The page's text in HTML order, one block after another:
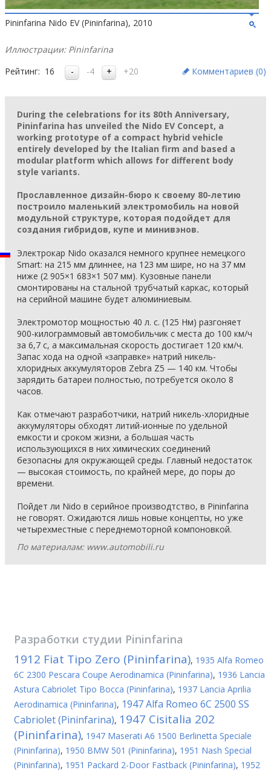
Pininfarina Nido EV (Pininfarina), 2010
Иллюстрации: Pininfarina
Рейтинг: 16 -4 +20 Комментариев (0)
During the celebrations for its 80th Anniversary,
Pininfarina has unveiled the Nido EV Concept, a
working prototype of a compact hybrid vehicle
entirely developed by the Italian firm and based a
modular platform which allows for different body
style variants.
Прославленное дизайн-бюро к своему 80-летию
построило маленький электромобиль на новой
модульной структуре, которая подойдет для
создания гибридов, купе и минивэнов.
Электрокар Nido оказался немного крупнее немецкого
Smart: на 215 мм длиннее, на 123 мм шире, но на 37 мм
ниже (2 905×1 683×1 507 мм). Кузовные панели
смонтированы на стальной трубчатый каркас, который
на серийной машине будет алюминиевым.
Электромотор мощностью 40 л. с. (125 Нм) разгоняет
900-килограммовый автомобильчик с места до 100 км/ч
за 6,7 с, а максимальная скорость достигает 120 км/ч.
Запас хода на одной «заправке» натрий никель-
хлоридных аккумуляторов Zebra Z5 — 140 км. Чтобы
зарядить батареи полностью, потребуется около 8
часов.
Как отмечают разработчики, натрий никель-хлоридные
аккумуляторы обходят литий-ионные по удельной
емкости и сроком жизни, а большая часть
использующихся в них химических соединений
безопасны для окружающей среды. Главный недостаток
— высокая стоимость, по крайней мере, до поры до
времени.
Пойдет ли Nido в серийное производтство, в Pininfarina
не говорят. Ожидаются лишь новые концепты, но уже
четырехместные с переднемоторной компоновкой.
По материалам: www.automobili.ru
Разработки студии Pininfarina
1912 Fiat Tipo Zero (Pininfarina), 1935 Alfa Romeo
6C 2300 Pescara Coupe Aerodinamica (Pininfarina), 1936 Lancia
Astura Cabriolet Tipo Bocca (Pininfarina), 1937 Lancia Aprilia
Aerodinamica (Pininfarina), 1947 Alfa Romeo 6C 2500 SS
Cabriolet (Pininfarina), 1947 Cisitalia 202
(Pininfarina), 1947 Maserati A6 1500 Berlinetta Speciale
(Pininfarina), 1950 BMW 501 (Pininfarina), 1951 Nash Special
(Pininfarina), 1951 Packard 2-Door Fastback (Pininfarina), 1952